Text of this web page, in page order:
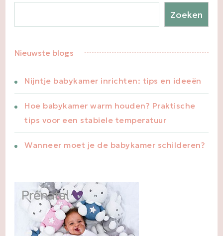
Zoeken
Nieuwste blogs
Nijntje babykamer inrichten: tips en ideeën
Hoe babykamer warm houden? Praktische
tips voor een stabiele temperatuur
Wanneer moet je de babykamer schilderen?